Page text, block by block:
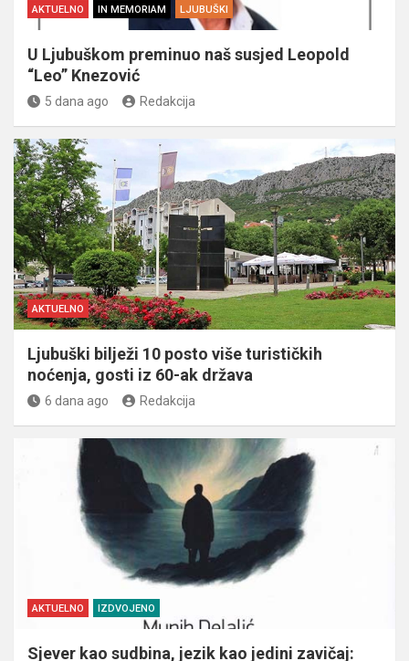
AKTUELNO IN MEMORIAM LJUBUŠKI
U Ljubuškom preminuo naš susjed Leopold
“Leo” Knezović
5 dana ago Redakcija
AKTUELNO
Ljubuški bilježi 10 posto više turističkih
noćenja, gosti iz 60-ak država
6 dana ago Redakcija
AKTUELNO IZDVOJENO
Sjever kao sudbina, jezik kao jedini zavičaj: